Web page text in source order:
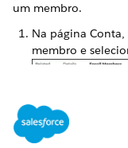
um membro.
Na página
membro e